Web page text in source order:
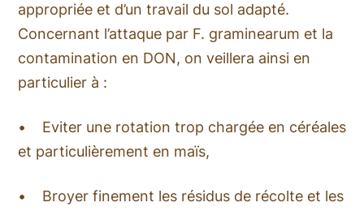
appropriée et d’un travail du sol adapté.
Concernant l’attaque par F. graminearum et la
contamination en DON, on veillera ainsi en
particulier à :
• Eviter une rotation trop chargée en céréales
et particulièrement en maïs,
• Broyer finement les résidus de récolte et les